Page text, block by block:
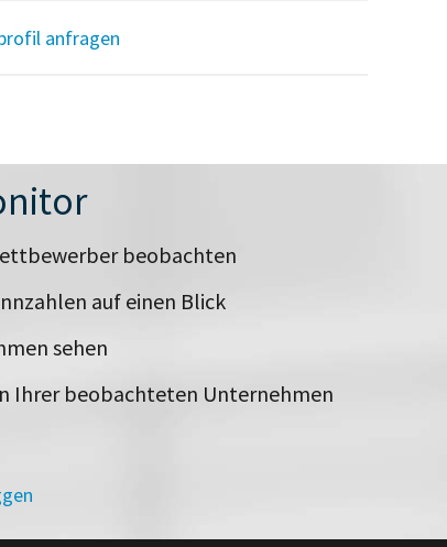
anfragen
beobachten
auf einen Blick
sehen
Ihrer beobachteten Unternehmen